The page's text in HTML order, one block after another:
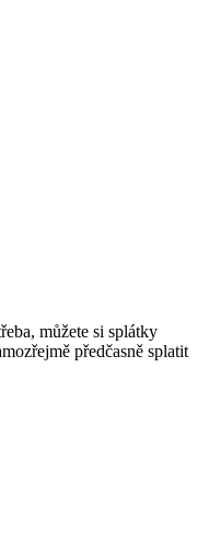
můžete si splátky
předčasně splatit